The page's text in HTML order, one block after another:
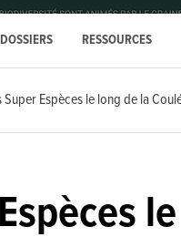
DOSSIERS RESSOURCES
Super Espèces le long de la